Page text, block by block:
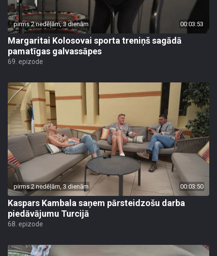
pirms 2 nedēļām, 3 dienām 00:03:53
Margaritai Kolosovai sporta treniņš sagādā
pamatīgas galvassāpes
69. epizode
pirms 2 nedēļām, 3 dienām 00:03:50
Kaspars Kambala saņem pārsteidzošu darba
piedāvājumu Turcijā
68. epizode